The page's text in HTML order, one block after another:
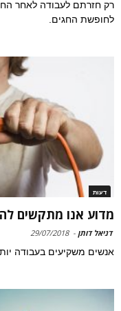
רק חזרתם לעבודה לאחר
לחופשת החגים.
דעות
מדוע אנו מתקשים
דניאל דותן -
29/07/2018
אנשים משקיעים בעבודה